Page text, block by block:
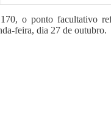
o ponto facultativo
feira, dia 27 de outubro.